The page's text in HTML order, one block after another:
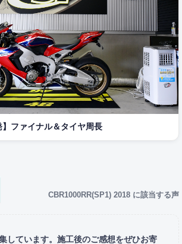
】ファイナル＆タイヤ周長
CBR1000RR(SP1) 2018 に該当する声
しています。施工後のご感想をぜひお寄